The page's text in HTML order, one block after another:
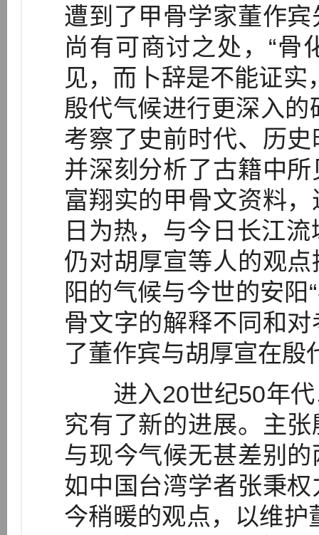
遭到了甲骨学家董作
尚有可商讨之处，“骨
见，而卜辞是不能证实
殷代气候进行更深入
考察了史前时代、历
并深刻分析了古籍中
富翔实的甲骨文资料
日为热，与今日长江
仍对胡厚宣等人的观
阳的气候与今世的安阳
骨文字的解释不同和
了董作宾与胡厚宣在殷
进入20世纪50年代
究有了新的进展。主
与现今气候无甚差别
如中国台湾学者张秉
今稍暖的观点，以维护